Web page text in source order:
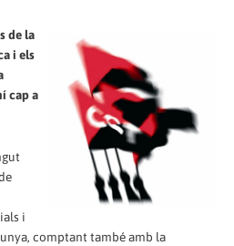
de la
i els
cap a
i
comptant també amb la